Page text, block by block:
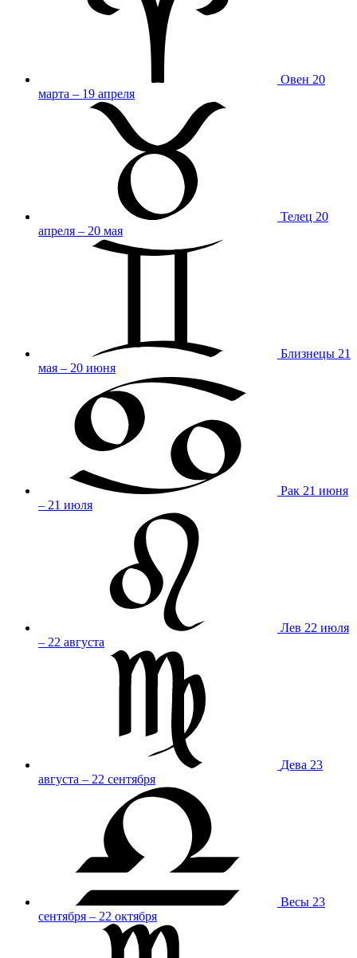
Овен 20
марта – 19 апреля
Телец 20
апреля – 20 мая
Близнецы 21
мая – 20 июня
Рак 21 июня
– 21 июля
Лев 22 июля
– 22 августа
Дева 23
августа – 22 сентября
Весы 23
сентября – 22 октября